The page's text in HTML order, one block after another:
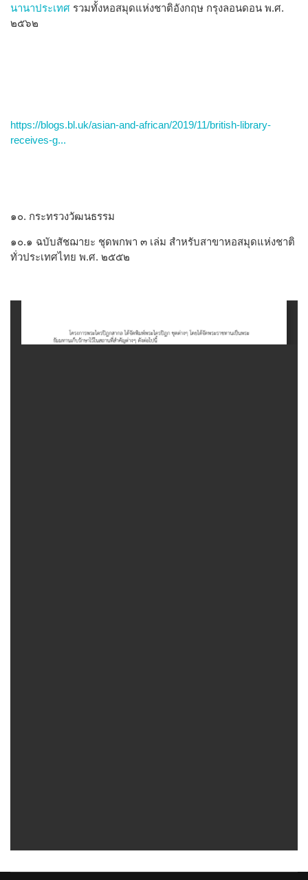
นานาประเทศ รวมทั้งหอสมุดแห่งชาติอังกฤษ กรุงลอนดอน พ.ศ.
๒๕๖๒
https://blogs.bl.uk/asian-and-african/2019/11/british-library-
receives-g...
๑๐. กระทรวงวัฒนธรรม
๑๐.๑ ฉบับสัชฌายะ ชุดพกพา ๓ เล่ม สำหรับสาขาหอสมุดแห่งชาติ
ทั่วประเทศไทย พ.ศ. ๒๕๕๒